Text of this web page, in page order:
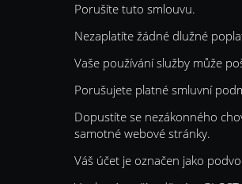
Porušíte tuto smlouvu.
Nezaplatíte žádné dlužné
Vaše používání služby může
Porušujete platné smluvní
Dopustíte se nezákonného
samotné webové stránky.
Váš účet je označen jako